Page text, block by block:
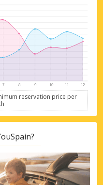
reservation price per